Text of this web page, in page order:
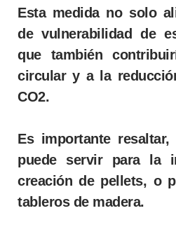
Esta medida no solo
de vulnerabilidad de
que también
circular y a la
CO2.
Es importante
puede servir para la
creación de pellets, o
tableros de madera.